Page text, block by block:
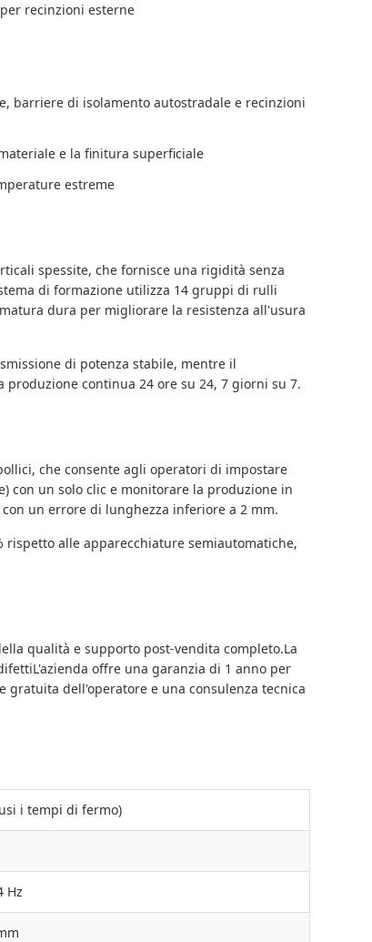
recinzioni esterne
barriere di isolamento autostradale e recinzioni
e la finitura superficiale
estreme
spessite, che fornisce una rigidità senza
di formazione utilizza 14 gruppi di rulli
dura per migliorare la resistenza all'usura
di potenza stabile, mentre il
continua 24 ore su 24, 7 giorni su 7.
che consente agli operatori di impostare
con un solo clic e monitorare la produzione in
un errore di lunghezza inferiore a 2 mm.
rispetto alle apparecchiature semiautomatiche,
qualità e supporto post-vendita completo.La
offre una garanzia di 1 anno per
dell'operatore e una consulenza tecnica
i tempi di fermo)
Hz